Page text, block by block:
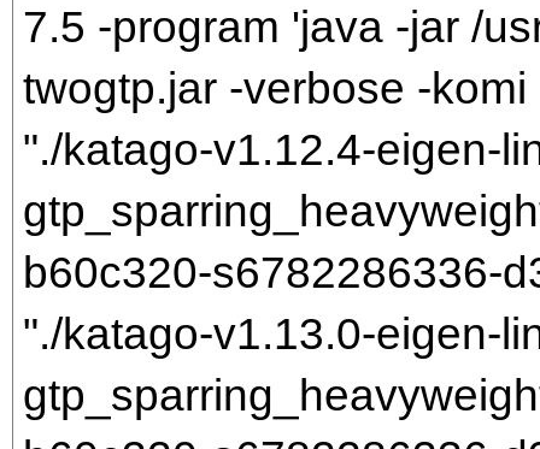
7.5 -program 'java -jar /
twogtp.jar -verbose -
"./katago-v1.12.4-eigen-
b60c320-s6782286336-
"./katago-v1.13.0-eigen-